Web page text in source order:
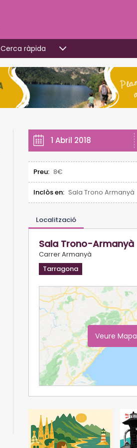
Cerca ràpida
1 Abril 2018
Preu: 8€
Inclòs en: Sala Trono Armanyà
Localització
Sala Trono-Armanyà
Carrer Armanyà
Tarragona
Veure Mapa